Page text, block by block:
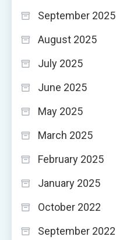
September 2025
August 2025
July 2025
June 2025
May 2025
March 2025
February 2025
January 2025
October 2022
September 2022